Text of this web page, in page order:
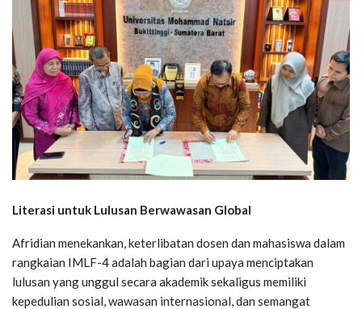
Literasi untuk Lulusan Berwawasan Global
Afridian menekankan, keterlibatan dosen dan mahasiswa dalam
rangkaian IMLF-4 adalah bagian dari upaya menciptakan
lulusan yang unggul secara akademik sekaligus memiliki
kepedulian sosial, wawasan internasional, dan semangat